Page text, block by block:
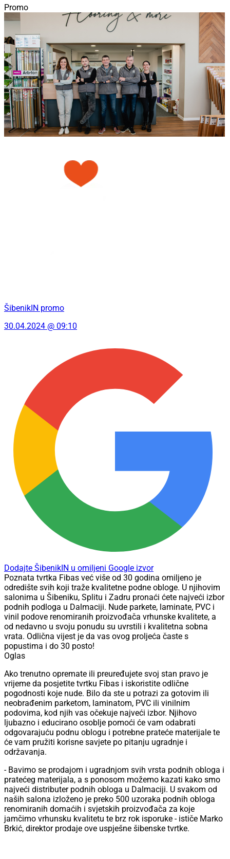
Promo
ŠibenikIN promo
30.04.2024 @ 09:10
Dodajte ŠibenikIN u omiljeni Google izvor
Poznata tvrtka Fibas već više od 30 godina omiljeno je
odredište svih koji traže kvalitetne podne obloge. U njihovim
salonima u Šibeniku, Splitu i Zadru pronaći ćete najveći izbor
podnih podloga u Dalmaciji. Nude parkete, laminate, PVC i
vinil podove renomiranih proizvođača vrhunske kvalitete, a
od nedavno u svoju ponudu su uvrstili i kvalitetna sobna
vrata. Odlična vijest je da vas ovog proljeća časte s
popustima i do 30 posto!
Oglas
Ako trenutno opremate ili preuređujete svoj stan pravo je
vrijeme da posjetite tvrtku Fibas i iskoristite odlične
pogodnosti koje nude. Bilo da ste u potrazi za gotovim ili
neobrađenim parketom, laminatom, PVC ili vinilnim
podovima, kod njih vas očekuje najveći izbor. Njihovo
ljubazno i educirano osoblje pomoći će vam odabrati
odgovarajuću podnu oblogu i potrebne prateće materijale te
će vam pružiti korisne savjete po pitanju ugradnje i
održavanja.
- Bavimo se prodajom i ugradnjom svih vrsta podnih obloga i
pratećeg materijala, a s ponosom možemo kazati kako smo
najveći distributer podnih obloga u Dalmaciji. U svakom od
naših salona izloženo je preko 500 uzoraka podnih obloga
renomiranih domaćih i svjetskih proizvođača za koje
jamčimo vrhunsku kvalitetu te brz rok isporuke - ističe Marko
Brkić, direktor prodaje ove uspješne šibenske tvrtke.